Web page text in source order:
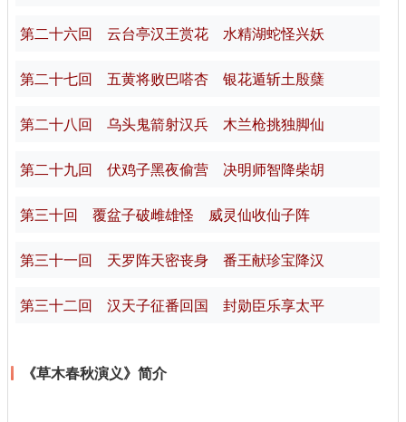
第二十六回 云台亭汉王赏花 水精湖蛇怪兴妖
第二十七回 五黄将败巴嗒杏 银花遁斩土殷蘖
第二十八回 乌头鬼箭射汉兵 木兰枪挑独脚仙
第二十九回 伏鸡子黑夜偷营 决明师智降柴胡
第三十回 覆盆子破雌雄怪 威灵仙收仙子阵
第三十一回 天罗阵天密丧身 番王献珍宝降汉
第三十二回 汉天子征番回国 封勋臣乐享太平
《草木春秋演义》简介